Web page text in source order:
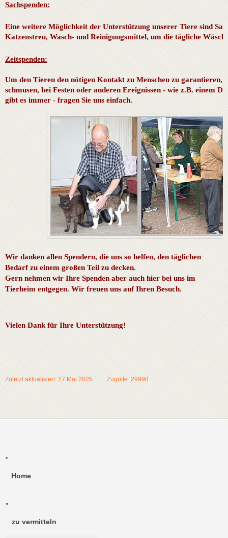
Sachspenden:
Eine weitere Möglichkeit der Unterstützung unserer Tiere sind
Katzenstreu, Wasch- und Reinigungsmittel, um die tägliche
Zeitspenden:
Um den Tieren den nötigen Kontakt zu Menschen zu
schmusen, bei Festen oder anderen Ereignissen - wie z.B.
gibt es immer - fragen Sie uns einfach.
Wir danken allen Spendern, die uns so helfen, den täglichen
Bedarf zu einem großen Teil zu decken.
Gern nehmen wir Ihre Spenden aber auch hier bei uns im
Tierheim entgegen. Wir freuen uns auf Ihren Besuch.
Vielen Dank für Ihre Unterstützung!
Zuletzt aktualisiert: 27 Mai 2025 Zugriffe: 29998
Home
zu vermitteln